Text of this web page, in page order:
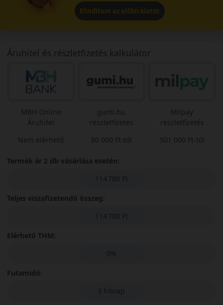
Elindítom az előbírálatot
Áruhitel és részletfizetés kalkulátor
MBH Online
Áruhitel
Nem elérhető
gumi.hu
részletfizetés
80 000 Ft-tól
Milpay
részletfizetés
501 000 Ft-tól
Termék ár 2 db vásárlása esetén:
114 780 Ft
Teljes viszafizetendő összeg:
114 780 Ft
Elérhető THM:
0%
Futamidő:
3 hónap